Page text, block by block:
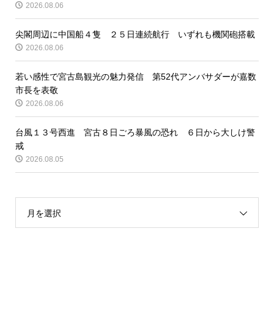
2026.08.06
尖閣周辺に中国船４隻 ２５日連続航行 いずれも機関砲搭載
2026.08.06
若い感性で宮古島観光の魅力発信 第52代アンバサダーが嘉数
市長を表敬
2026.08.06
台風１３号西進 宮古８日ごろ暴風の恐れ ６日から大しけ警
戒
2026.08.05
月を選択